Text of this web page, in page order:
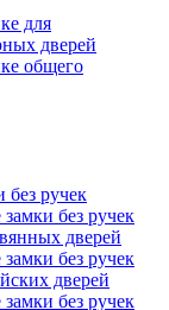
для
дверей
общего
без ручек
без ручек
дверей
без ручек
дверей
без ручек